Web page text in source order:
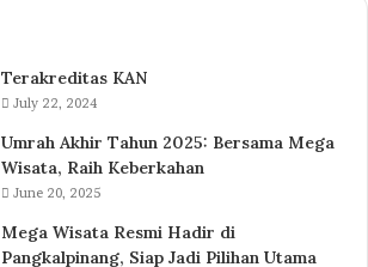
Terakreditas KAN
July 22, 2024
Umrah Akhir Tahun 2025: Bersama Mega
Wisata, Raih Keberkahan
June 20, 2025
Mega Wisata Resmi Hadir di
Pangkalpinang, Siap Jadi Pilihan Utama